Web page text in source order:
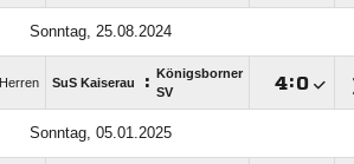
Sonntag, 25.08.2024
Herren SuS Kaiserau :
Königsborner
SV
:
Sonntag, 05.01.2025